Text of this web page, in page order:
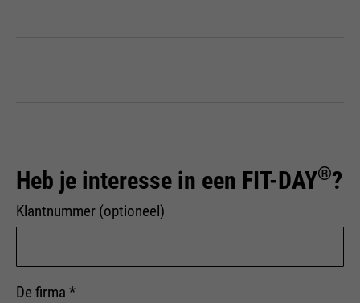
Heb je interesse in een FIT-DAY®?
Klantnummer (optioneel)
De firma *